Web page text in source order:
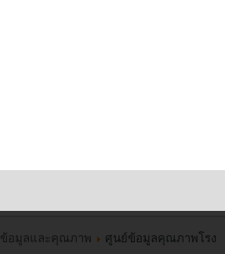
อมูลและคุณภาพ
ศูนย์ข้อมูลคุณภาพโรง